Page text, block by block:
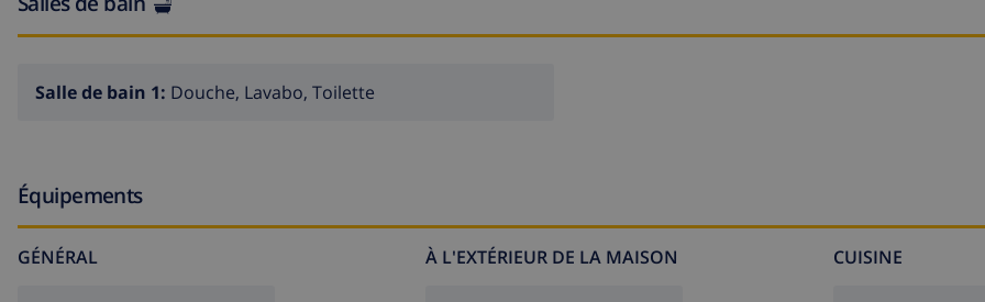
Salle de bain 1: Douche, Lavabo, Toilette
Équipements
GÉNÉRAL À L'EXTÉRIEUR DE LA MAISON CUISINE